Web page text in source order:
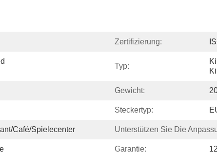
Zertifizierung:
Typ:
Gewicht:
Steckertyp:
Café/Spielecenter Unterstützen Sie Die
Garantie: